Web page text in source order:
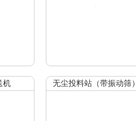
机 无尘投料站（带振动筛）